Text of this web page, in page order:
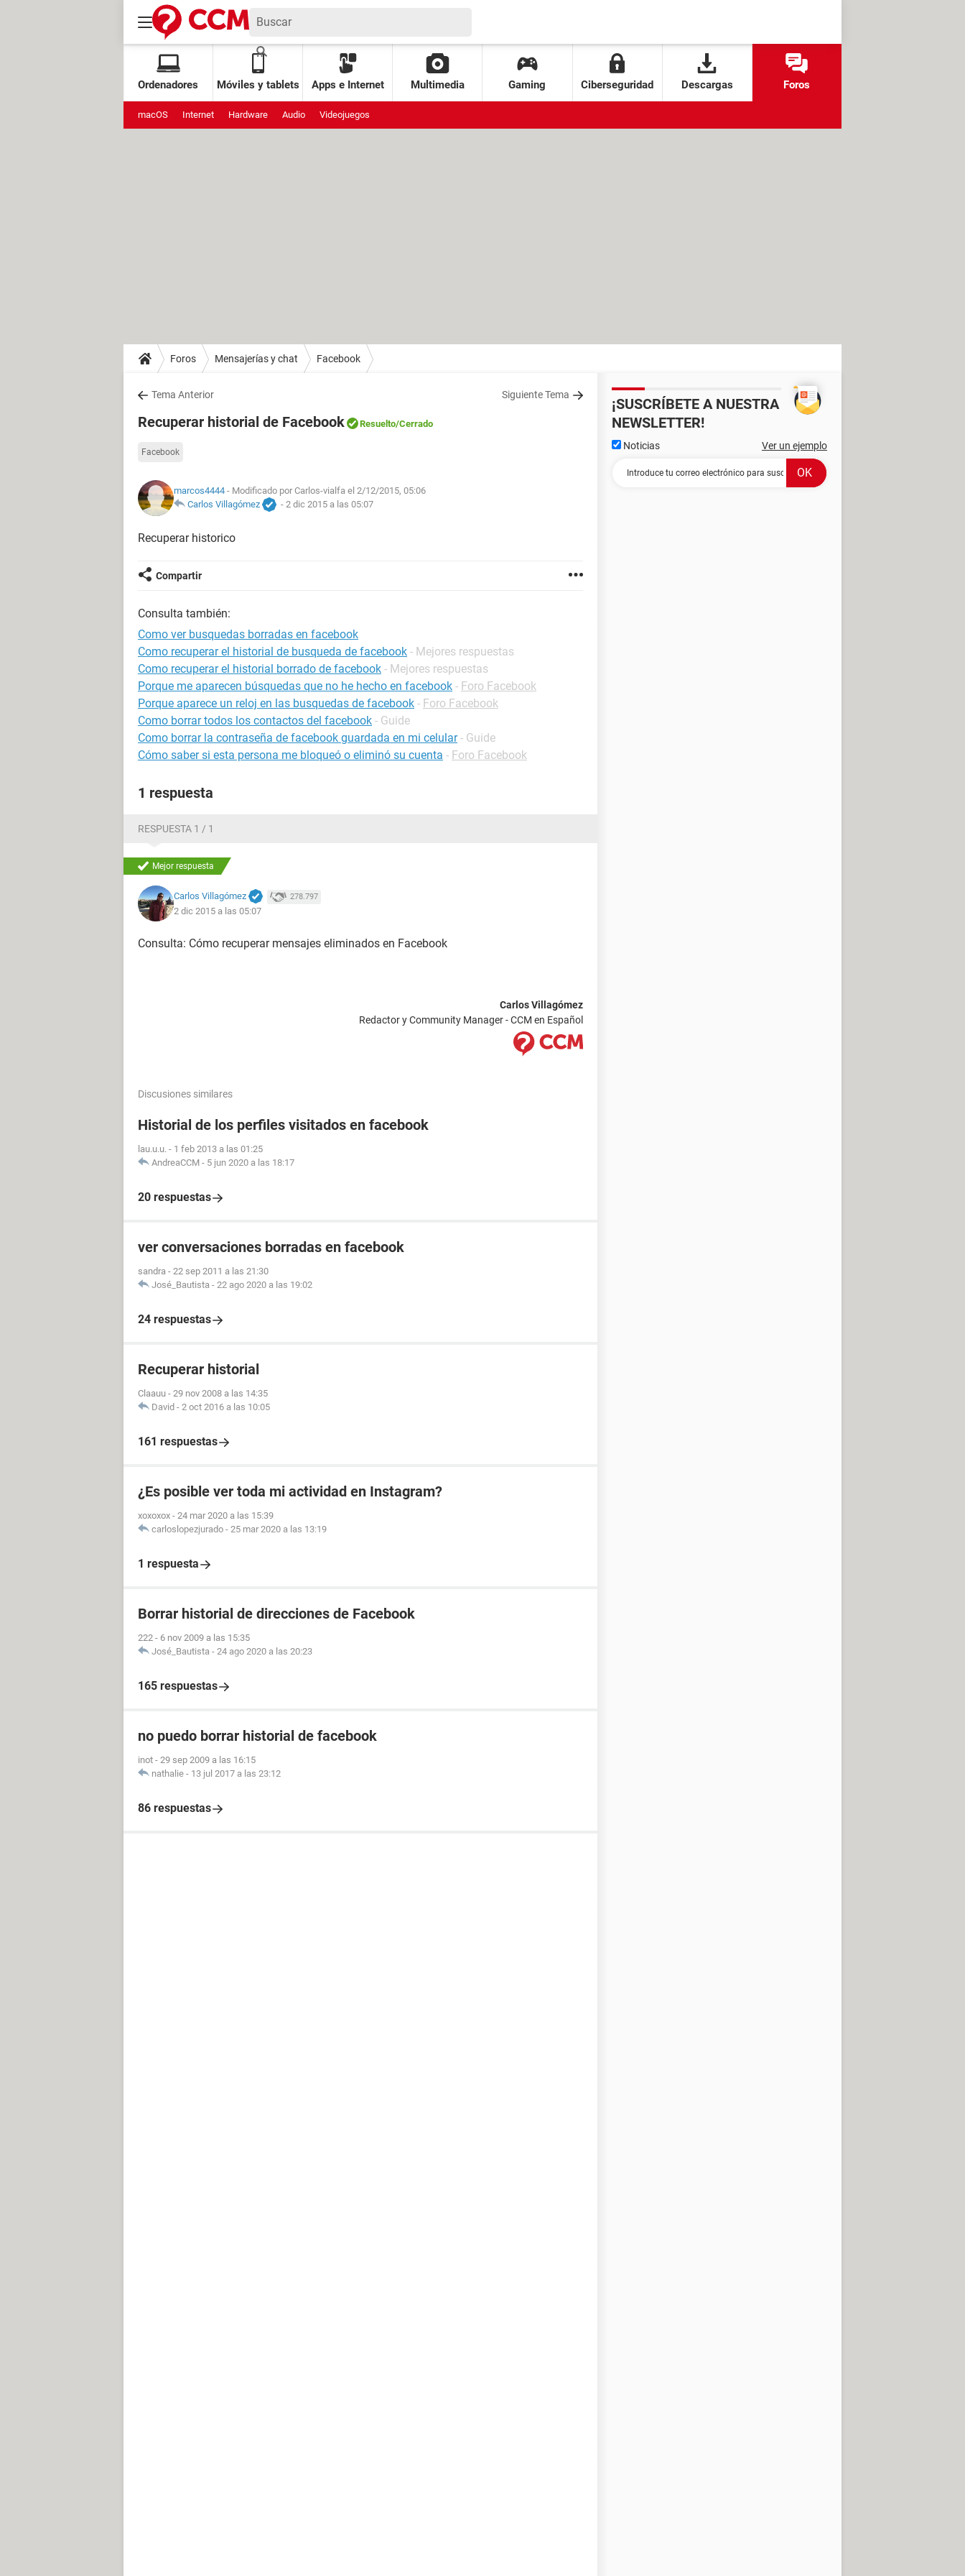
Ordenadores Móviles y tablets Apps e Internet Multimedia Gaming Ciberseguridad Descargas Foros
macOS Internet Hardware Audio Videojuegos
Foros Mensajerías y chat Facebook
Tema Anterior Siguiente Tema
Recuperar historial de Facebook Resuelto/Cerrado
Facebook
marcos4444 - Modificado por Carlos-vialfa el 2/12/2015, 05:06
Carlos Villagómez
- 2 dic 2015 a las 05:07
Recuperar historico
Compartir
Consulta también:
Como ver busquedas borradas en facebook
Como recuperar el historial de busqueda de facebook - Mejores respuestas
Como recuperar el historial borrado de facebook - Mejores respuestas
Porque me aparecen búsquedas que no he hecho en facebook - Foro Facebook
Porque aparece un reloj en las busquedas de facebook - Foro Facebook
Como borrar todos los contactos del facebook - Guide
Como borrar la contraseña de facebook guardada en mi celular - Guide
Cómo saber si esta persona me bloqueó o eliminó su cuenta - Foro Facebook
1 respuesta
RESPUESTA 1 / 1
Mejor respuesta
Carlos Villagómez 278.797
2 dic 2015 a las 05:07
Consulta: Cómo recuperar mensajes eliminados en Facebook
Carlos Villagómez
Redactor y Community Manager - CCM en Español
Discusiones similares
Historial de los perfiles visitados en facebook
lau.u.u. - 1 feb 2013 a las 01:25
AndreaCCM - 5 jun 2020 a las 18:17
20 respuestas
ver conversaciones borradas en facebook
sandra - 22 sep 2011 a las 21:30
José_Bautista - 22 ago 2020 a las 19:02
24 respuestas
Recuperar historial
Claauu - 29 nov 2008 a las 14:35
David - 2 oct 2016 a las 10:05
161 respuestas
¿Es posible ver toda mi actividad en Instagram?
xoxoxox - 24 mar 2020 a las 15:39
carloslopezjurado - 25 mar 2020 a las 13:19
1 respuesta
Borrar historial de direcciones de Facebook
222 - 6 nov 2009 a las 15:35
José_Bautista - 24 ago 2020 a las 20:23
165 respuestas
no puedo borrar historial de facebook
inot - 29 sep 2009 a las 16:15
nathalie - 13 jul 2017 a las 23:12
86 respuestas
¡SUSCRÍBETE A NUESTRA
NEWSLETTER!
Noticias Ver un ejemplo